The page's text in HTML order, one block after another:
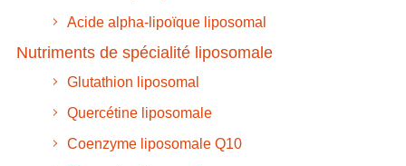
Acide alpha-lipoïque liposomal
Nutriments de spécialité liposomale
Glutathion liposomal
Quercétine liposomale
Coenzyme liposomale Q10